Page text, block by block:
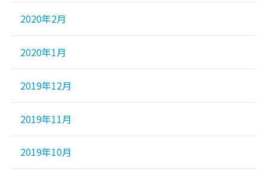
2020年2月
2020年1月
2019年12月
2019年11月
2019年10月